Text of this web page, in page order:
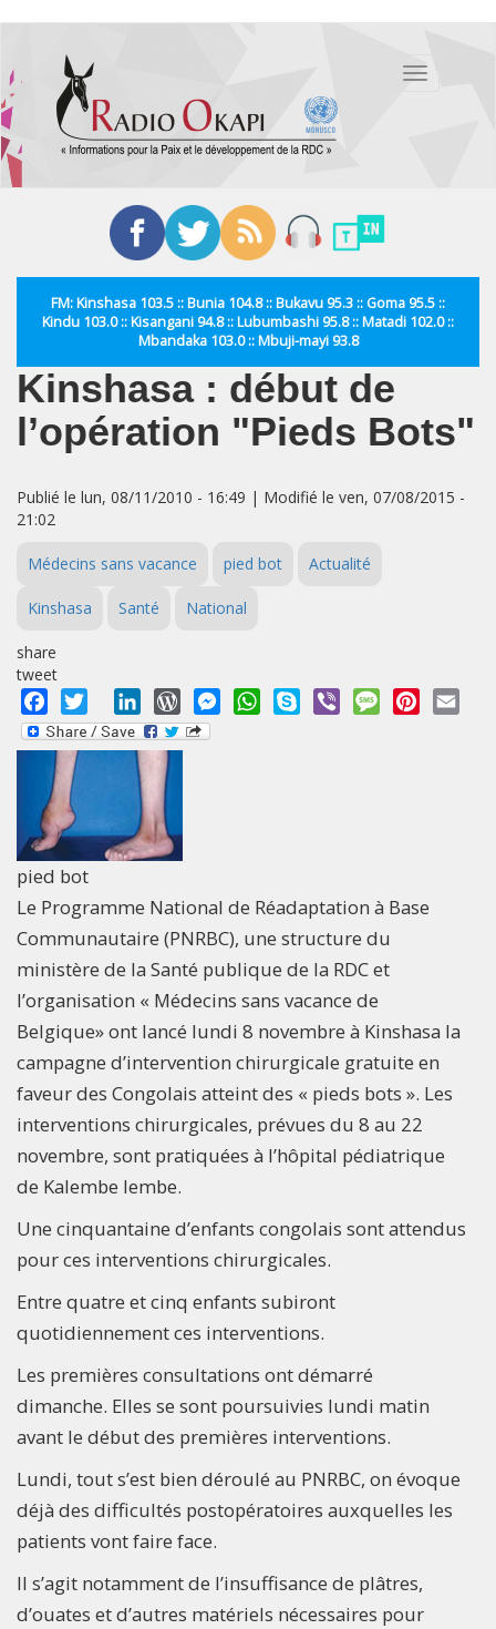
contenu
principal
Toggle
FM: Kinshasa 103.5 :: Bunia 104.8 :: Bukavu 95.3 :: Goma 95.5 ::
Kindu 103.0 :: Kisangani 94.8 :: Lubumbashi 95.8 :: Matadi 102.0 ::
Mbandaka 103.0 :: Mbuji-mayi 93.8
Kinshasa : début de
l’opération "Pieds Bots"
Publié le lun, 08/11/2010 - 16:49 | Modifié le ven, 07/08/2015 -
21:02
Médecins sans vacance pied bot Actualité
Kinshasa Santé National
share
tweet
Facebook
Twitter LinkedInWordPressMessengerWhatsApp
Skype Viber MessagePinterest
pied bot
Le Programme National de Réadaptation à Base
Communautaire (PNRBC), une structure du
ministère de la Santé publique de la RDC et
l’organisation « Médecins sans vacance de
Belgique» ont lancé lundi 8 novembre à Kinshasa la
campagne d’intervention chirurgicale gratuite en
faveur des Congolais atteint des « pieds bots ». Les
interventions chirurgicales, prévues du 8 au 22
novembre, sont pratiquées à l’hôpital pédiatrique
de Kalembe lembe.
Une cinquantaine d’enfants congolais sont attendus
pour ces interventions chirurgicales.
Entre quatre et cinq enfants subiront
quotidiennement ces interventions.
Les premières consultations ont démarré
dimanche. Elles se sont poursuivies lundi matin
avant le début des premières interventions.
Lundi, tout s’est bien déroulé au PNRBC, on évoque
déjà des difficultés postopératoires auxquelles les
patients vont faire face.
Il s’agit notamment de l’insuffisance de plâtres,
d’ouates et d’autres matériels nécessaires pour